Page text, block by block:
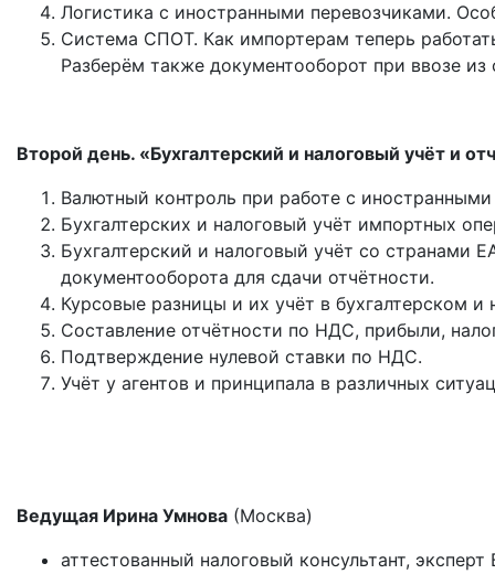
Логистика с иностранными перевозчиками.
Система СПОТ. Как импортерам теперь
Разберём также документооборот при ввозе
Второй день. «Бухгалтерский и налоговый учёт и
Валютный контроль при работе с
Бухгалтерских и налоговый учёт импортных
Бухгалтерский и налоговый учёт со странами
документооборота для сдачи отчётности.
Курсовые разницы и их учёт в бухгалтерском и
Составление отчётности по НДС, прибыли,
Подтверждение нулевой ставки по НДС.
Учёт у агентов и принципала в различных
Ведущая Ирина Умнова (Москва)
аттестованный налоговый консультант,